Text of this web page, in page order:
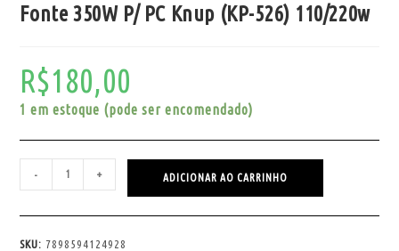
Fonte 350W P/ PC Knup (KP-526) 110/220w
R$180,00
1 em estoque (pode ser encomendado)
- + ADICIONAR AO CARRINHO
SKU: 7898594124928